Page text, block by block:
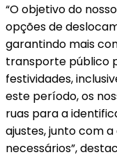
“O objetivo do
opções de
garantindo mais
transporte público
festividades,
este período, os
ruas para a
ajustes, junto com
necessários”,